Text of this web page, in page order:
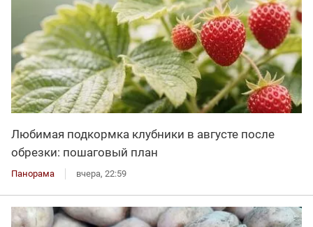
Любимая подкормка клубники в августе после
обрезки: пошаговый план
Панорама вчера, 22:59